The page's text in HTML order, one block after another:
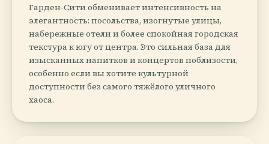
Гарден-Сити обменивает интенсивность на
элегантность: посольства, изогнутые улицы,
набережные отели и более спокойная городская
текстура к югу от центра. Это сильная база для
изысканных напитков и концертов поблизости,
особенно если вы хотите культурной
доступности без самого тяжёлого уличного
хаоса.